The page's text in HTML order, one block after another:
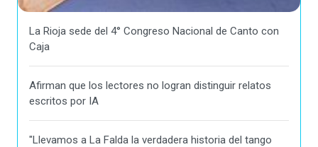
La Rioja sede del 4° Congreso Nacional de Canto con
Caja
Afirman que los lectores no logran distinguir relatos
escritos por IA
"Llevamos a La Falda la verdadera historia del tango